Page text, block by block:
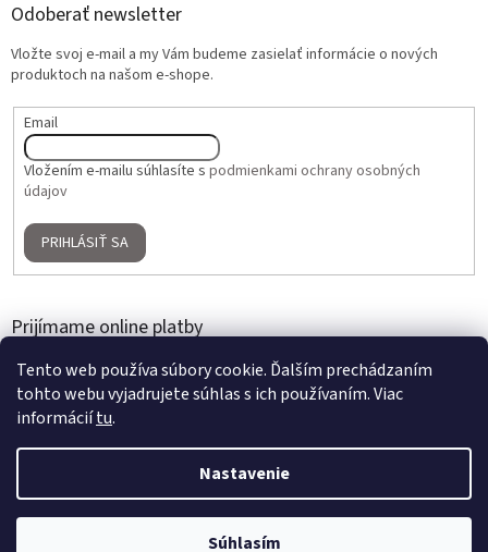
Tento web používa súbory cookie. Ďalším prechádzaním
tohto webu vyjadrujete súhlas s ich používaním. Viac
informáciítu.
Nastavenie
Súhlasím
2 + 1 ZADARMO na umelé kvety a aranžmány | Nakúpte 3 produkty,
Odoberať newsletter
Vložte svoj e-mail a my Vám budeme zasielať informácie o nových
produktoch na našom e-shope.
Email
Vložením e-mailu súhlasíte s podmienkami ochrany osobných
údajov
PRIHLÁSIŤ SA
Prijímame online platby
Vytvoril Shoptet
Home Gallery. Všetky práva vyhradené.